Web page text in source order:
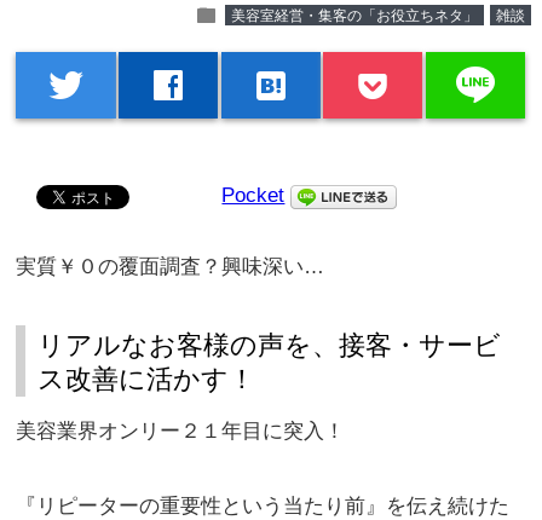
folder 美容室経営・集客の「お役立ちネタ」 雑談
twitter facebook hatenabookmark line
Pocket
実質￥０の覆面調査？興味深い…
リアルなお客様の声を、接客・サービ
ス改善に活かす！
美容業界オンリー２１年目に突入！
『リピーターの重要性という当たり前』を伝え続けた